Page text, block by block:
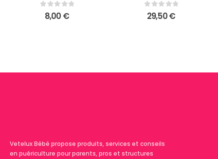
sur 5
8,00 € 0sur 5
29,50€
Vetelux Bébé propose produits, services et conseils
en puériculture pour parents, pros et structures